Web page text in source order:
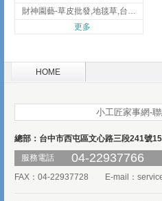
財神園藝-草皮批發,地毯草,台北草,彰化地毯草,彰化台北草
更多
HOME
小工匠家事網-
總部：台中市西屯區文心路三段241號
服務電話
04-22937766
FAX：04-22937728 E-mail：